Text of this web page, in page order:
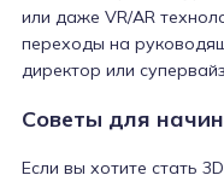
или даже VR/AR
переходы на
директор или
Советы для
Если вы хотите стать